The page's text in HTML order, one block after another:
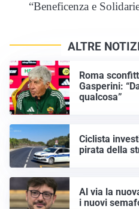
“Beneficenza e
ALTRE
Roma
Gasperini:
qualcosa”
Ciclista
pirata della
Al via la
i nuovi